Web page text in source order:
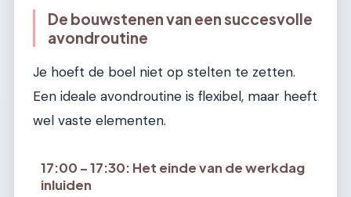
De bouwstenen van een succesvolle
avondroutine
Je hoeft de boel niet op stelten te zetten.
Een ideale avondroutine is flexibel, maar heeft
wel vaste elementen.
17:00 – 17:30: Het einde van de werkdag
inluiden